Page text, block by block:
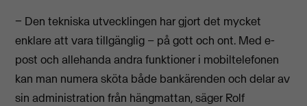
− Den tekniska utvecklingen har gjort det mycket
enklare att vara tillgänglig – på gott och ont. Med e-
post och allehanda andra funktioner i mobiltelefonen
kan man numera sköta både bankärenden och delar av
sin administration från hängmattan, säger Rolf